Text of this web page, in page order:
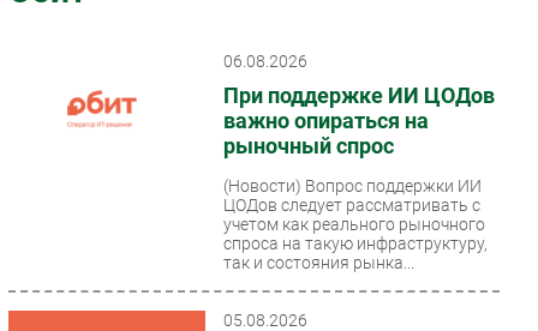
Фиксированная связь
ПО
06.08.2026
При поддержке ИИ ЦОДов
важно опираться на
рыночный спрос
(Новости) Вопрос поддержки ИИ
ЦОДов следует рассматривать с
учетом как реального рыночного
спроса на такую инфраструктуру,
так и состояния рынка...
05.08.2026